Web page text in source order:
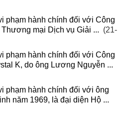
phạm hành chính đối với Công
mại Dịch vụ Giải ... (21-
phạm hành chính đối với Công
K, do ông Lương Nguyễn ...
phạm hành chính đối với ông
năm 1969, là đại diện Hộ ...